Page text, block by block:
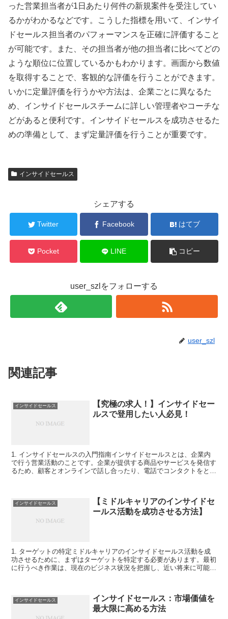
った営業担当者が1日あたり何件の新規案件を受注してい
るかがわかるなどです。こうした指標を用いて、インサイ
ドセールス担当者のパフォーマンスを正確に評価すること
が可能です。また、その担当者が他の担当者に比べてどの
ような順位に位置しているかもわかります。画面から数値
を取得することで、客観的な評価を行うことができます。
いかに定量評価を行うかや方法は、企業ごとに異なるた
め、インサイドセールスチームに詳しい管理者やコーチな
どがあると便利です。インサイドセールスを成功させるた
めの準備として、まず定量評価を行うことが重要です。
インサイドセールス
シェアする
Twitter Facebook はてブ
Pocket LINE コピー
user_szlをフォローする
user_szl
関連記事
インサイドセールス
【究極の求人！】インサイドセー
ルスで登用したい人必見！
1. インサイドセールスの入門指南インサイドセールスとは、企業内
で行う営業活動のことです。企業が提供する商品やサービスを発信す
るため、顧客とオンラインで話し合ったり、電話でコンタクトをとっ
インサイドセールス
【ミドルキャリアのインサイドセ
ールス活動を成功させる方法】
1. ターゲットの特定ミドルキャリアのインサイドセールス活動を成
功させるために、まずはターゲットを特定する必要があります。最初
に行うべき作業は、現在のビジネス状況を把握し、近い将来に可能な
インサイドセールス
インサイドセールス：市場価値を
最大限に高める方法